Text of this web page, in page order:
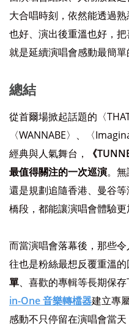
大合唱時刻，依然能透過
也好、演出後重溫也好，
就是延續演唱會感動最簡單
總結
從首爾場掀起話題的〈
〈WANNABE〉、〈
經典與人氣舞台，
《
最值得關注的一次巡演。
還是規劃追隨香港、曼谷
橋段，都能讓演唱會體驗更
而當演唱會落幕後，那些
往也是粉絲最想反覆重溫
單、喜歡的專輯等長期保
in-One 音樂轉檔器建立專
感動不只停留在演唱會當天